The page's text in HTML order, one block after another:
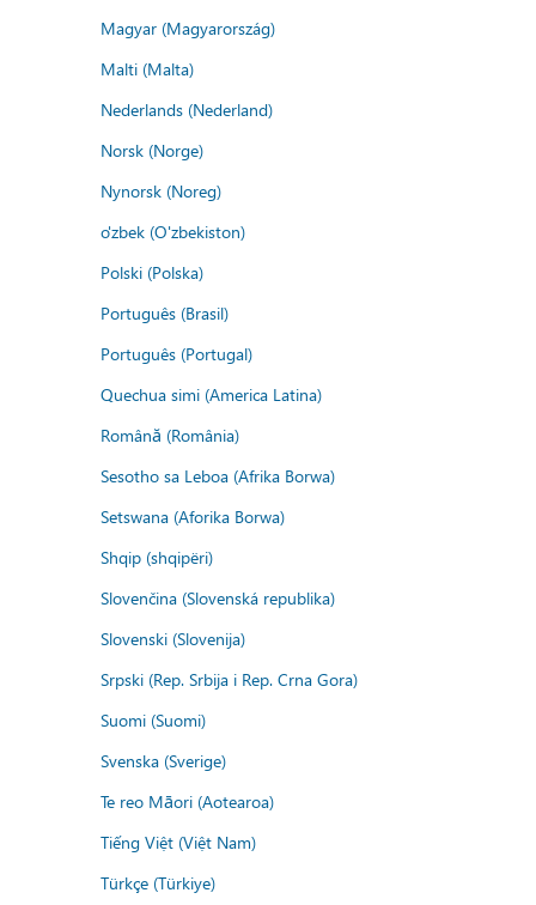
Magyar (Magyarország)
Malti (Malta)
Nederlands (Nederland)
Norsk (Norge)
Nynorsk (Noreg)
o'zbek (O'zbekiston)
Polski (Polska)
Português (Brasil)
Português (Portugal)
Quechua simi (America Latina)
Română (România)
Sesotho sa Leboa (Afrika Borwa)
Setswana (Aforika Borwa)
Shqip (shqipëri)
Slovenčina (Slovenská republika)
Slovenski (Slovenija)
Srpski (Rep. Srbija i Rep. Crna Gora)
Suomi (Suomi)
Svenska (Sverige)
Te reo Māori (Aotearoa)
Tiếng Việt (Việt Nam)
Türkçe (Türkiye)